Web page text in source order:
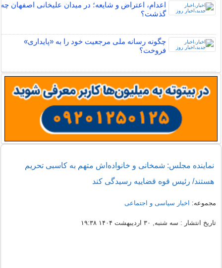
اعدام، اعتراض و شایعه؛ در میدان علیخانی اصفهان چه
گذشت؟
چگونه رسانه ملی مرجعیت خود را به «پایداری»
فروخت؟
نماینده مجلس: شمخانی و خانواده‌اش متهم به کاسبی تحریم
هستند/ رئیس قوه قضاییه رسیدگی کند
مجموعه: اخبار سیاسی و اجتماعی
تاریخ انتشار : سه شنبه, ۳۰ اردیبهشت ۱۴۰۴ ۱۹:۳۸